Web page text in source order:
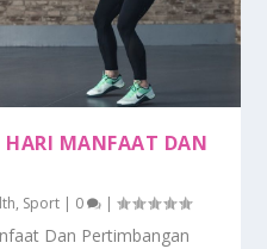
MANFAAT DAN
, Sport | 0 |
Dan Pertimbangan